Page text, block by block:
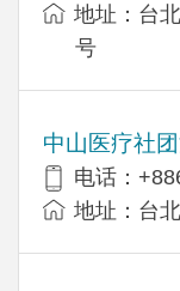
地址：台
号
中山医疗社
电话：
地址：台